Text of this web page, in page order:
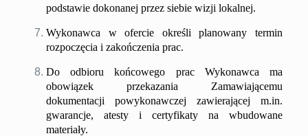
podstawie dokonanej przez siebie wizji lokalnej.
Wykonawca w ofercie określi planowany termin
rozpoczęcia i zakończenia prac.
Do odbioru końcowego prac Wykonawca ma
obowiązek przekazania Zamawiającemu
dokumentacji powykonawczej zawierającej m.in.
gwarancje, atesty i certyfikaty na wbudowane
materiały.